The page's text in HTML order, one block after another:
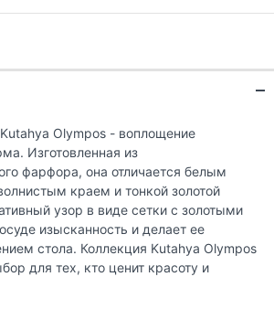
Olympos - воплощение
Изготовленная из
фарфора, она отличается белым
краем и тонкой золотой
узор в виде сетки с золотыми
изысканность и делает ее
стола. Коллекция Kutahya Olympos
для тех, кто ценит красоту и